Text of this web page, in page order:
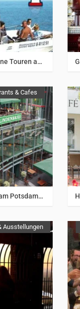
Wunderschöne Touren auf Berlin´s Flüssen & Seen
& Cafes
Lindenbräu am Potsdamer Platz
Ausstellungen